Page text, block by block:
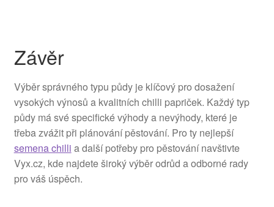
Závěr
Výběr správného typu půdy je klíčový pro dosažení
vysokých výnosů a kvalitních chilli papriček. Každý typ
půdy má své specifické výhody a nevýhody, které je
třeba zvážit při plánování pěstování. Pro ty nejlepší
semena chilli a další potřeby pro pěstování navštivte
Vyx.cz, kde najdete široký výběr odrůd a odborné rady
pro váš úspěch.